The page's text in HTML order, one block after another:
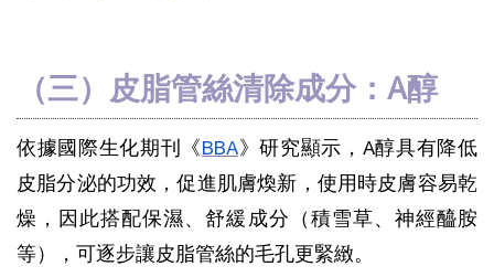
（三）皮脂管絲清除成分：A醇
依據國際生化期刊《BBA》研究顯示，A醇具有降低
皮脂分泌的功效，促進肌膚煥新，使用時皮膚容易乾
燥，因此搭配保濕、舒緩成分（積雪草、神經醯胺
等），可逐步讓皮脂管絲的毛孔更緊緻。